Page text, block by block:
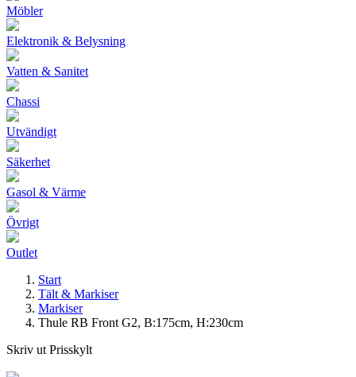
Möbler
Elektronik & Belysning
Vatten & Sanitet
Chassi
Utvändigt
Säkerhet
Gasol & Värme
Övrigt
Outlet
Start
Tält & Markiser
Markiser
Thule RB Front G2, B:175cm, H:230cm
Skriv ut Prisskylt